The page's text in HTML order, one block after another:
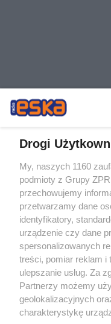
Żaden utwór zamieszczony
rozpowszechniany lub
tym także elektroniczny lub
eksploatacji w jakiejkolwiek
Internecie bez pisemnej
wykorzystanie utworów w
tzn. bez właściwej zgody,
ścigane prawnie.
Drogi
My, naszych 1160
podmioty z Grupy
przechowujemy
przetwarzamy dane
identyfikatory,
urządzenie czy dane
spersonalizowanych
treści, pomiar reklam i
ulepszanie usług. Za
Partnerzy możemy
geolokalizacyjnych
charakterystykę